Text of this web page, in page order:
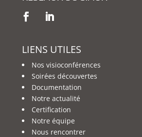
LIENS UTILES
Nos visioconférences
Soirées découvertes
Documentation
Notre actualité
Certification
Notre équipe
Nous rencontrer